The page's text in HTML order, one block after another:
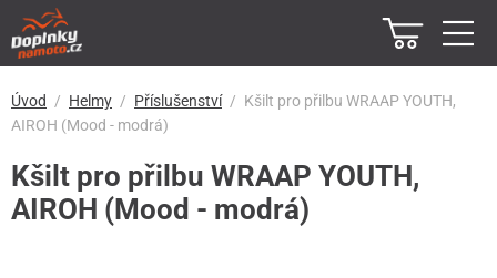
Úvod Helmy Příslušenství
Kšilt pro přilbu WRAAP YOUTH,
AIROH (Mood - modrá)
Kšilt pro přilbu WRAAP YOUTH,
AIROH (Mood - modrá)